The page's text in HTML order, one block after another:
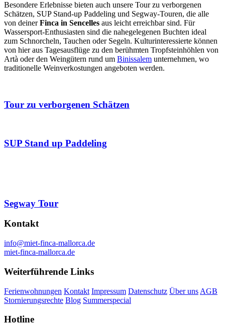
Besondere Erlebnisse bieten auch unsere Tour zu verborgenen
Schätzen, SUP Stand-up Paddeling und Segway-Touren, die alle
von deinerFinca in Sencelles aus leicht erreichbar sind. Für
Wassersport-Enthusiasten sind die nahegelegenen Buchten ideal
zum Schnorcheln, Tauchen oder Segeln. Kulturinteressierte können
von hier aus Tagesausflüge zu den berühmten Tropfsteinhöhlen von
Artà oder den Weingütern rund um Binissalem unternehmen, wo
traditionelle Weinverkostungen angeboten werden.
Tour zu verborgenen Schätzen
SUP Stand up Paddeling
Segway Tour
Kontakt
info@miet-finca-mallorca.de
miet-finca-mallorca.de
Weiterführende Links
Ferienwohnungen Kontakt Impressum Datenschutz Über uns AGB
Stornierungsrechte Blog Summerspecial
Hotline